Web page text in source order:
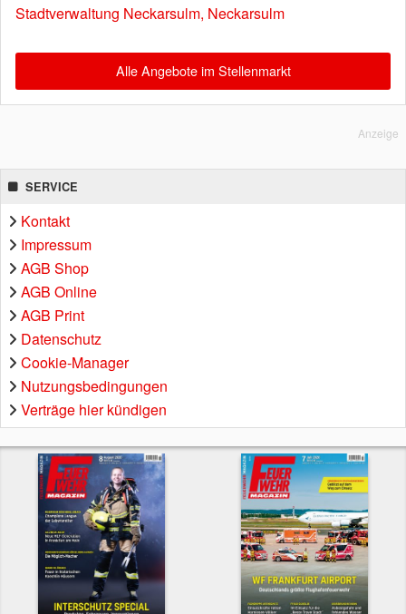
Stadtverwaltung Neckarsulm, Neckarsulm
Alle Angebote im Stellenmarkt
Anzeige
SERVICE
Kontakt
Impressum
AGB Shop
AGB Online
AGB Print
Datenschutz
Cookie-Manager
Nutzungsbedingungen
Verträge hier kündigen